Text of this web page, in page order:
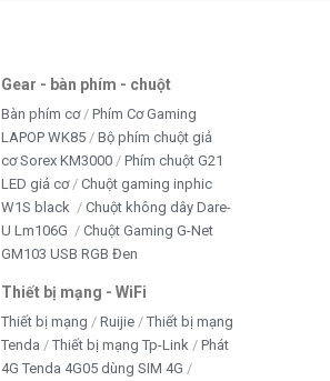
Gear - bàn phím - chuột
Bàn phím cơ
Phím Cơ Gaming
LAPOP WK85
Bộ phím chuột giả
cơ Sorex KM3000
Phím chuột G21
LED giả cơ
Chuột gaming inphic
W1S black
Chuột không dây Dare-
U Lm106G
Chuột Gaming G-Net
GM103 USB RGB Đen
Thiết bị mạng - WiFi
Thiết bị mạng Ruijie
Thiết bị mạng
Tenda
Thiết bị mạng Tp-Link
Phát
4G Tenda 4G05 dùng SIM 4G